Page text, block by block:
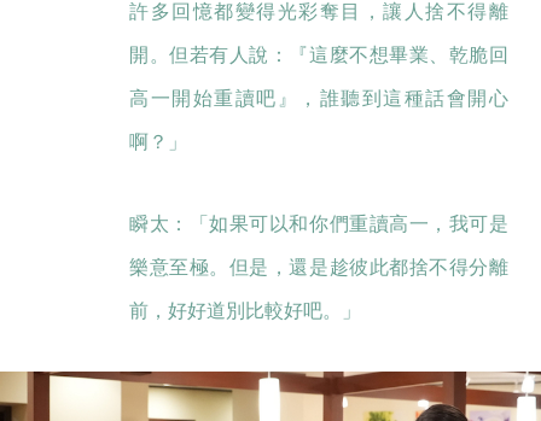
許多回憶都變得光彩奪目，讓人捨不得離
開。但若有人說：『這麼不想畢業、乾脆回
高一開始重讀吧』，誰聽到這種話會開心
啊？」
瞬太：「如果可以和你們重讀高一，我可是
樂意至極。但是，還是趁彼此都捨不得分離
前，好好道別比較好吧。」